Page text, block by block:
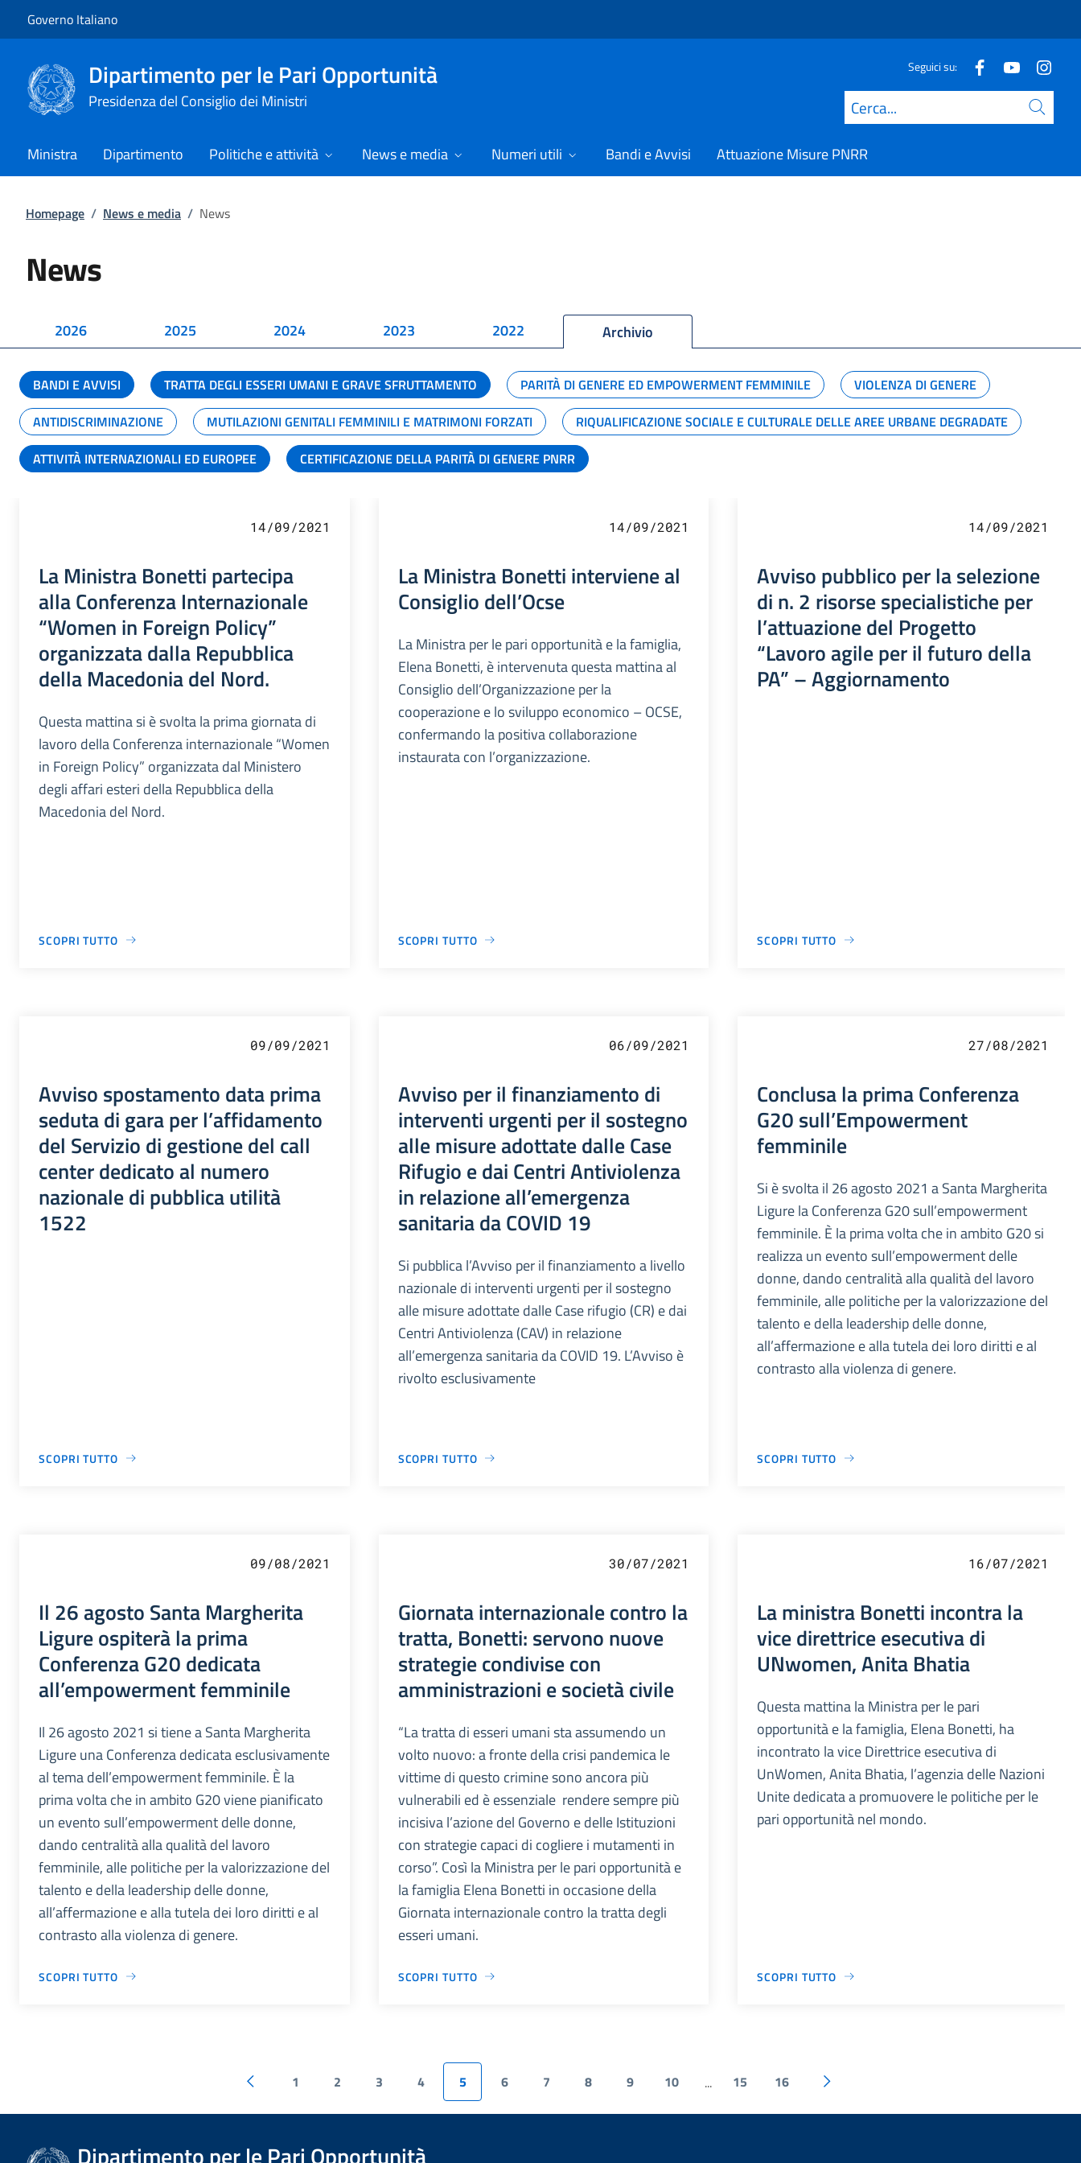
Governo Italiano
Dipartimento per le Pari Opportunità
Presidenza del Consiglio dei Ministri
Seguici su:
Cerca
Ministra Dipartimento Politiche e attività News e media Numeri utili Bandi e Avvisi Attuazione Misure PNRR
Homepage / News e media / News
News
2026 2025 2024 2023 2022 Archivio
BANDI E AVVISI TRATTA DEGLI ESSERI UMANI E GRAVE SFRUTTAMENTO PARITÀ DI GENERE ED EMPOWERMENT FEMMINILE
VIOLENZA DI GENERE
ANTIDISCRIMINAZIONE
MUTILAZIONI GENITALI FEMMINILI E MATRIMONI FORZATI
RIQUALIFICAZIONE SOCIALE E CULTURALE DELLE AREE URBANE DEGRADATE
ATTIVITÀ INTERNAZIONALI ED EUROPEE
CERTIFICAZIONE DELLA PARITÀ DI GENERE PNRR
14/09/2021
La Ministra Bonetti partecipa
alla Conferenza Internazionale
“Women in Foreign Policy”
organizzata dalla Repubblica
della Macedonia del Nord.
Questa mattina si è svolta la prima giornata di
lavoro della Conferenza internazionale “Women
in Foreign Policy” organizzata dal Ministero
degli affari esteri della Repubblica della
Macedonia del Nord.
SCOPRI TUTTO
14/09/2021
La Ministra Bonetti interviene al
Consiglio dell’Ocse
La Ministra per le pari opportunità e la famiglia,
Elena Bonetti, è intervenuta questa mattina al
Consiglio dell’Organizzazione per la
cooperazione e lo sviluppo economico – OCSE,
confermando la positiva collaborazione
instaurata con l’organizzazione.
SCOPRI TUTTO
14/09/2021
Avviso pubblico per la selezione
di n. 2 risorse specialistiche per
l’attuazione del Progetto
“Lavoro agile per il futuro della
PA” – Aggiornamento
SCOPRI TUTTO
09/09/2021
Avviso spostamento data prima
seduta di gara per l’affidamento
del Servizio di gestione del call
center dedicato al numero
nazionale di pubblica utilità
1522
SCOPRI TUTTO
06/09/2021
Avviso per il finanziamento di
interventi urgenti per il sostegno
alle misure adottate dalle Case
Rifugio e dai Centri Antiviolenza
in relazione all’emergenza
sanitaria da COVID 19
Si pubblica l’Avviso per il finanziamento a livello
nazionale di interventi urgenti per il sostegno
alle misure adottate dalle Case rifugio (CR) e dai
Centri Antiviolenza (CAV) in relazione
all’emergenza sanitaria da COVID 19. L’Avviso è
rivolto esclusivamente
SCOPRI TUTTO
27/08/2021
Conclusa la prima Conferenza
G20 sull’Empowerment
femminile
Si è svolta il 26 agosto 2021 a Santa Margherita
Ligure la Conferenza G20 sull’empowerment
femminile. È la prima volta che in ambito G20 si
realizza un evento sull’empowerment delle
donne, dando centralità alla qualità del lavoro
femminile, alle politiche per la valorizzazione del
talento e della leadership delle donne,
all’affermazione e alla tutela dei loro diritti e al
contrasto alla violenza di genere.
SCOPRI TUTTO
09/08/2021
Il 26 agosto Santa Margherita
Ligure ospiterà la prima
Conferenza G20 dedicata
all’empowerment femminile
Il 26 agosto 2021 si tiene a Santa Margherita
Ligure una Conferenza dedicata esclusivamente
al tema dell’empowerment femminile. È la
prima volta che in ambito G20 viene pianificato
un evento sull’empowerment delle donne,
dando centralità alla qualità del lavoro
femminile, alle politiche per la valorizzazione del
talento e della leadership delle donne,
all’affermazione e alla tutela dei loro diritti e al
contrasto alla violenza di genere.
SCOPRI TUTTO
30/07/2021
Giornata internazionale contro la
tratta, Bonetti: servono nuove
strategie condivise con
amministrazioni e società civile
“La tratta di esseri umani sta assumendo un
volto nuovo: a fronte della crisi pandemica le
vittime di questo crimine sono ancora più
vulnerabili ed è essenziale rendere sempre più
incisiva l’azione del Governo e delle Istituzioni
con strategie capaci di cogliere i mutamenti in
corso”. Così la Ministra per le pari opportunità e
la famiglia Elena Bonetti in occasione della
Giornata internazionale contro la tratta degli
esseri umani.
SCOPRI TUTTO
16/07/2021
La ministra Bonetti incontra la
vice direttrice esecutiva di
UNwomen, Anita Bhatia
Questa mattina la Ministra per le pari
opportunità e la famiglia, Elena Bonetti, ha
incontrato la vice Direttrice esecutiva di
UnWomen, Anita Bhatia, l’agenzia delle Nazioni
Unite dedicata a promuovere le politiche per le
pari opportunità nel mondo.
SCOPRI TUTTO
1 2 3 4 5 6 7 8 9 10 ... 15 16
Dipartimento per le Pari Opportunità